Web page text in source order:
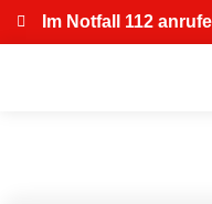
Im Notfall 112